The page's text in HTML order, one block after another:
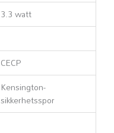
3.3 watt
CECP
Kensington-
sikkerhetsspor